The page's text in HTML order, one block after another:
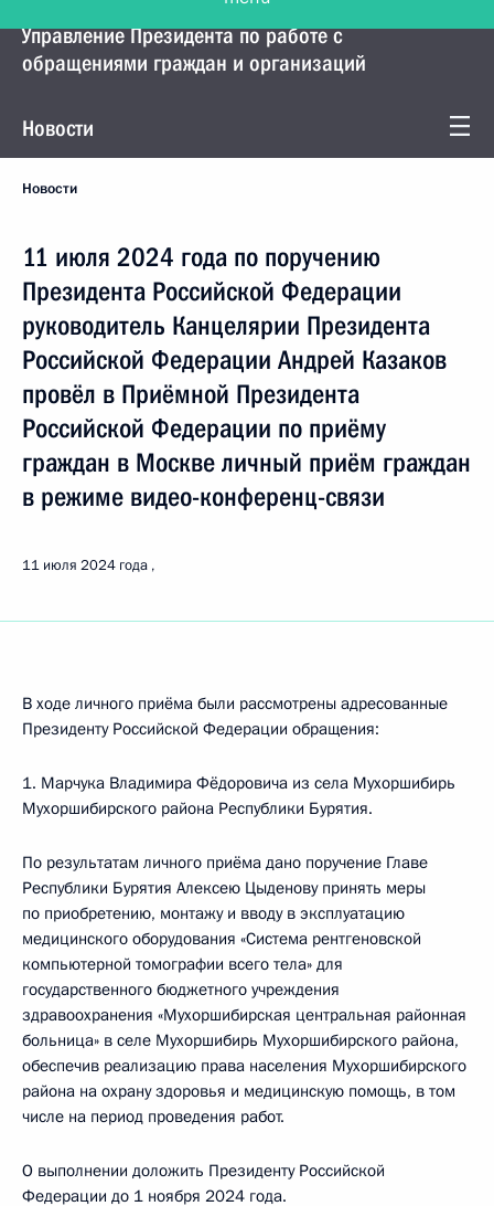
Управление Президента по работе с
обращениями граждан и организаций
Новости
Новости
11 июля 2024 года по поручению
Президента Российской Федерации
руководитель Канцелярии Президента
Российской Федерации Андрей Казаков
провёл в Приёмной Президента
Российской Федерации по приёму
граждан в Москве личный приём граждан
в режиме видео-конференц-связи
11 июля 2024 года
В ходе личного приёма были рассмотрены адресованные
Президенту Российской Федерации обращения:
1. Марчука Владимира Фёдоровича из села Мухоршибирь
Мухоршибирского района Республики Бурятия.
По результатам личного приёма дано поручение Главе
Республики Бурятия Алексею Цыденову принять меры
по приобретению, монтажу и вводу в эксплуатацию
медицинского оборудования «Система рентгеновской
компьютерной томографии всего тела» для
государственного бюджетного учреждения
здравоохранения «Мухоршибирская центральная районная
больница» в селе Мухоршибирь Мухоршибирского района,
обеспечив реализацию права населения Мухоршибирского
района на охрану здоровья и медицинскую помощь, в том
числе на период проведения работ.
О выполнении доложить Президенту Российской
Федерации до 1 ноября 2024 года.